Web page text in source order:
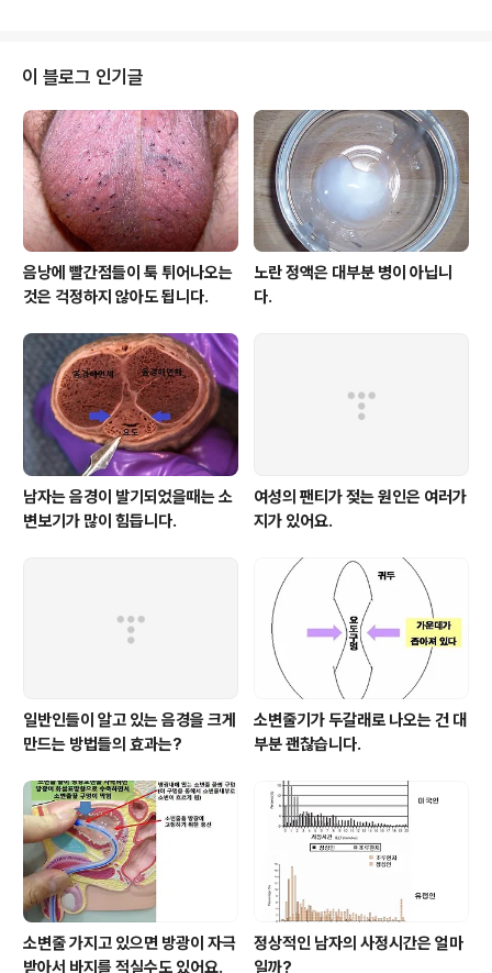
원인이 뭔자 여성 자신도 잘 모르기 때문이다. 자 그럼 여성의 팬티가 젖었다라
고 하는 경우를 몇가지 경우로 나눠서 생각해보자. 1. 소변 가장 첫번째로 생각
해봐야 할..
이 블로그 인기글
음낭에 빨간점들이 툭 튀어나오는
것은 걱정하지 않아도 됩니다.
노란 정액은 대부분 병이 아닙니
다.
남자는 음경이 발기되었을때는 소
변보기가 많이 힘듭니다.
여성의 팬티가 젖는 원인은 여러가
지가 있어요.
일반인들이 알고 있는 음경을 크게
만드는 방법들의 효과는?
소변줄기가 두갈래로 나오는 건 대
부분 괜찮습니다.
소변줄 가지고 있으면 방광이 자극
받아서 바지를 적실수도 있어요.
정상적인 남자의 사정시간은 얼마
일까?